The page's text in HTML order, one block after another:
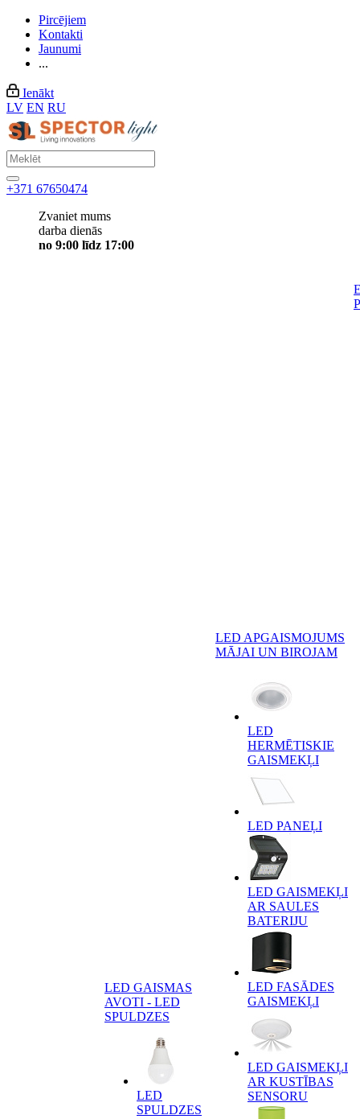
Pircējiem
Kontakti
Jaunumi
...
Ienākt
LV EN RU
+371 67650474
Zvaniet mums
darba dienās
no 9:00 līdz 17:00
LED GAISMAS
AVOTI - LED
SPULDZES
LED
SPULDZES
LED APGAISMOJUMS
MĀJAI UN BIROJAM
LED
HERMĒTISKIE
GAISMEKĻI
LED PANEĻI
LED GAISMEKĻI
AR SAULES
BATERIJU
LED FASĀDES
GAISMEKĻI
LED GAISMEKĻI
AR KUSTĪBAS
SENSORU